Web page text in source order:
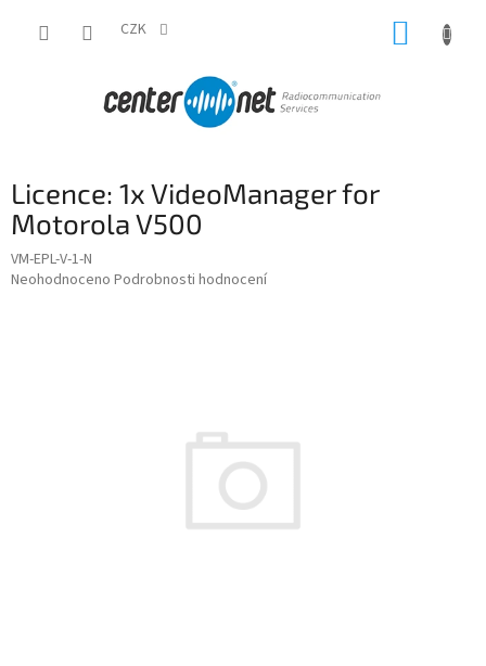
CZK
Licence: 1x VideoManager for
Motorola V500
VM-EPL-V-1-N
Průměrné
Neohodnoceno Podrobnosti hodnocení